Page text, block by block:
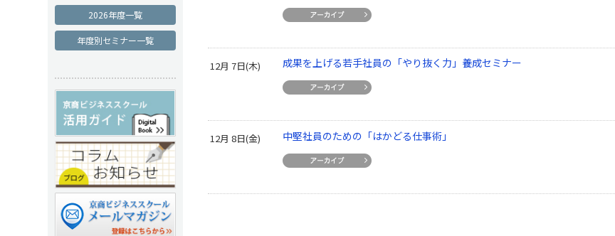
2026年度一覧
年度別セミナー一覧
12月 7日(木) 成果を上げる若手社員の「やり抜く力」養成セミナー
12月 8日(金) 中堅社員のための「はかどる仕事術」